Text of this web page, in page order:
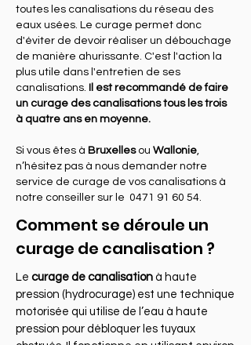
toutes les canalisations du réseau des
eaux usées. Le curage permet donc
d'éviter de devoir réaliser un débouchage
de manière ahurissante. C'est l'action la
plus utile dans l'entretien de ses
canalisations.
Il est recommandé de faire
un curage des canalisations tous les trois
à quatre ans en moyenne.
​Si vous êtes à Bruxellesou Wallonie,
n’hésitez pas à nous demander notre
service de curage de vos canalisations à
notre conseiller sur le 0471 91 60 54.
Comment se déroule un
curage de canalisation ?
Le curage de canalisation à haute
pression (hydrocurage) est une technique
motorisée qui utilise de l’eau à haute
pression pour débloquer les tuyaux